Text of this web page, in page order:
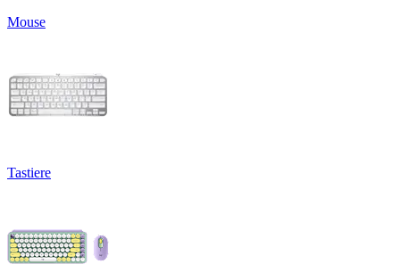
Mouse
Tastiere